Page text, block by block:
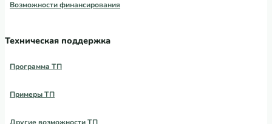
Возможности финансирования
Техническая поддержка
Программа ТП
Примеры ТП